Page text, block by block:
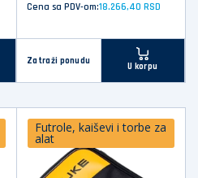
Cena sa PDV-om:18.266,40 RSD
Zatraži ponudu
U korpu
Futrole, kaiševi i torbe za
alat